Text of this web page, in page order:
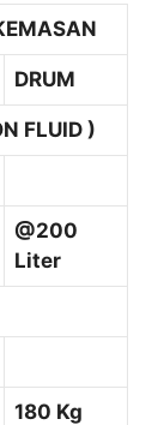
DRUM
FLUID )
@200
Liter
180 Kg